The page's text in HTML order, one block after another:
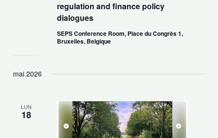
regulation and finance policy
dialogues
SEPS Conference Room, Place du Congrès 1,
Bruxelles, Belgique
mai 2026
LUN
18